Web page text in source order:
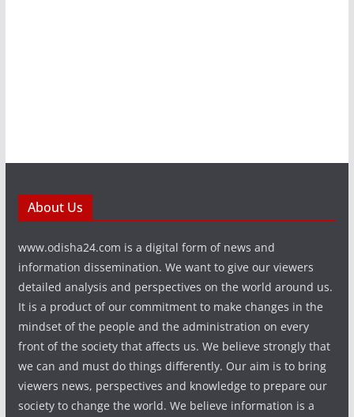
About Us
www.odisha24.com is a digital form of news and
information dissemination. We want to give our viewers
detailed analysis and perspectives on the world around us.
It is a product of our commitment to make changes in the
mindset of the people and the administration on every
front of the society that affects us. We believe strongly that
we can and must do things differently. Our aim is to bring
viewers news, perspectives and knowledge to prepare our
society to change the world. We believe information is a